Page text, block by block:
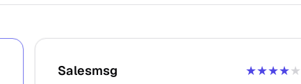
Salesmsg ★★★★★